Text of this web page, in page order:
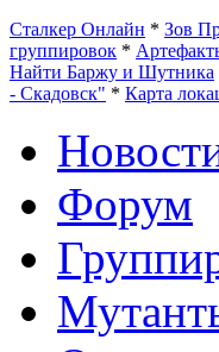
Сталкер Онлайн * Зов
группировок *
Найти Баржу и Шутника
- Скадовск" * Карта
Форум